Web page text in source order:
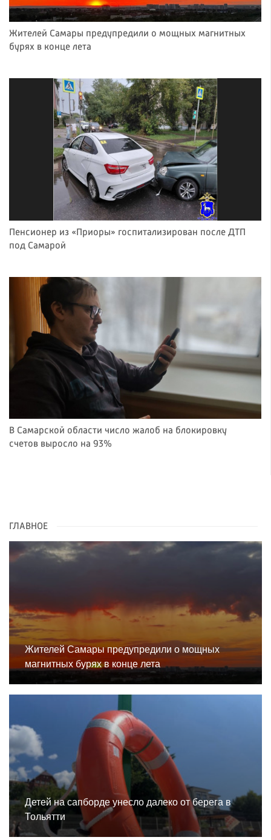
Жителей Самары предупредили о мощных магнитных
бурях в конце лета
Пенсионер из «Приоры» госпитализирован после ДТП
под Самарой
В Самарской области число жалоб на блокировку
счетов выросло на 93%
ГЛАВНОЕ
Жителей Самары предупредили о мощных
магнитных бурях в конце лета
Детей на сапборде унесло далеко от берега в
Тольятти